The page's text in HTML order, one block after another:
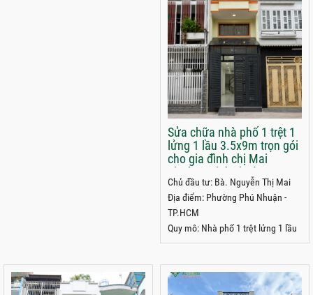
Sửa chữa nhà phố 1 trệt 1
lửng 1 lầu 3.5x9m trọn gói
cho gia đình chị Mai
phường Phú Nhuận
TP.HCM
Chủ đầu tư: Bà. Nguyễn Thị Mai
Địa điểm: Phường Phú Nhuận -
TP.HCM
Quy mô: Nhà phố 1 trệt lửng 1 lầu